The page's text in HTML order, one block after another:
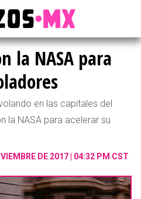
la NASA para
en las capitales del
la NASA para acelerar su
DE 2017 | 04:32 PM CST